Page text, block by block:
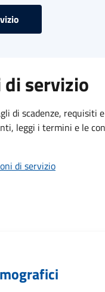
servizio
di scadenze, requisiti
leggi i termini e le
di servizio